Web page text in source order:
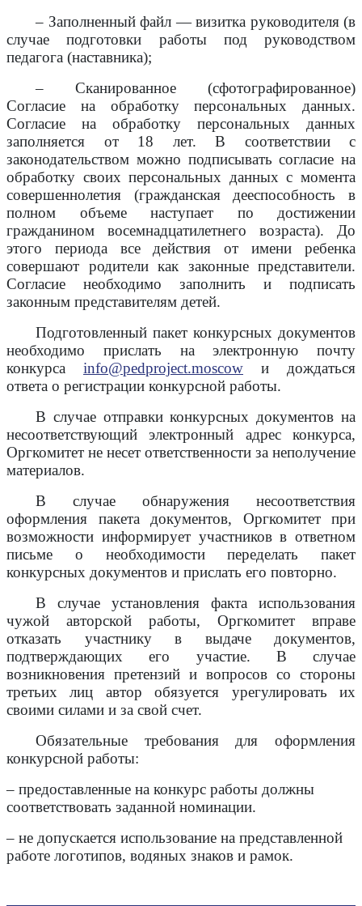
– Заполненный файл — визитка руководителя (в
случае подготовки работы под руководством
педагога (наставника);
– Сканированное (сфотографированное)
Согласие на обработку персональных данных.
Согласие на обработку персональных данных
заполняется от 18 лет. В соответствии с
законодательством можно подписывать согласие на
обработку своих персональных данных с момента
совершеннолетия (гражданская дееспособность в
полном объеме наступает по достижении
гражданином восемнадцатилетнего возраста). До
этого периода все действия от имени ребенка
совершают родители как законные представители.
Согласие необходимо заполнить и подписать
законным представителям детей.
Подготовленный пакет конкурсных документов
необходимо прислать на электронную почту
конкурса info@pedproject.moscow и дождаться
ответа о регистрации конкурсной работы.
В случае отправки конкурсных документов на
несоответствующий электронный адрес конкурса,
Оргкомитет не несет ответственности за неполучение
материалов.
В случае обнаружения несоответствия
оформления пакета документов, Оргкомитет при
возможности информирует участников в ответном
письме о необходимости переделать пакет
конкурсных документов и прислать его повторно.
В случае установления факта использования
чужой авторской работы, Оргкомитет вправе
отказать участнику в выдаче документов,
подтверждающих его участие. В случае
возникновения претензий и вопросов со стороны
третьих лиц автор обязуется урегулировать их
своими силами и за свой счет.
Обязательные требования для оформления
конкурсной работы:
– предоставленные на конкурс работы должны
соответствовать заданной номинации.
– не допускается использование на представленной
работе логотипов, водяных знаков и рамок.